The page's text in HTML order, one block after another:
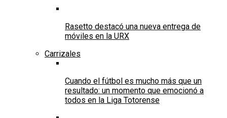
Rasetto destacó una nueva entrega de
móviles en la URX
Carrizales
Cuando el fútbol es mucho más que un
resultado: un momento que emocionó a
todos en la Liga Totorense